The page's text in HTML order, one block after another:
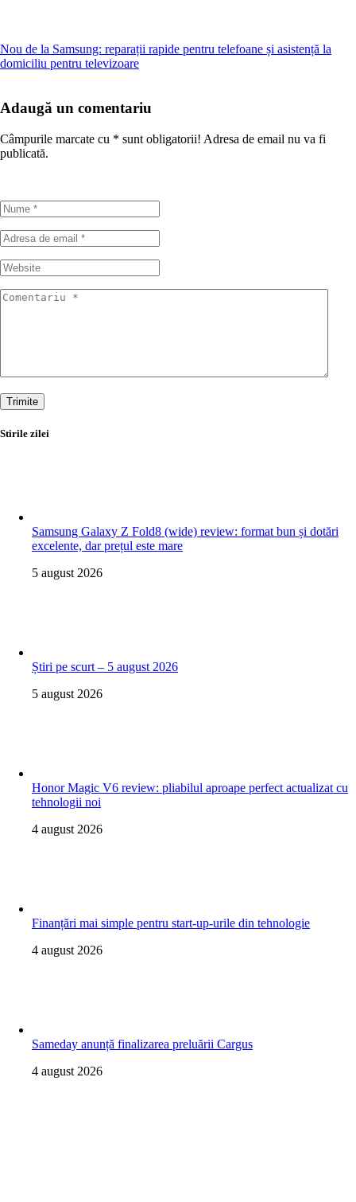
Nou de la Samsung: reparații rapide pentru telefoane și asistență la
domiciliu pentru televizoare
Adaugă un comentariu
Câmpurile marcate cu * sunt obligatorii! Adresa de email nu va fi
publicată.
Trimite
Stirile zilei
Samsung Galaxy Z Fold8 (wide) review: format bun și dotări
excelente, dar prețul este mare
5 august 2026
Știri pe scurt – 5 august 2026
5 august 2026
Honor Magic V6 review: pliabilul aproape perfect actualizat cu
tehnologii noi
4 august 2026
Finanțări mai simple pentru start-up-urile din tehnologie
4 august 2026
Sameday anunță finalizarea preluării Cargus
4 august 2026